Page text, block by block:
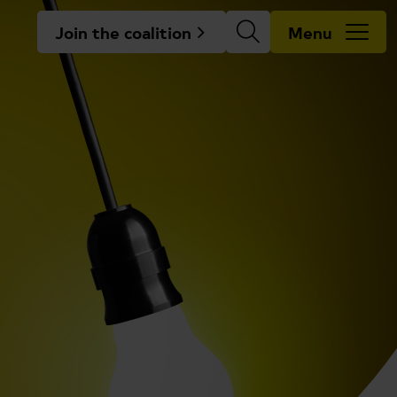
Join the coalition Menu